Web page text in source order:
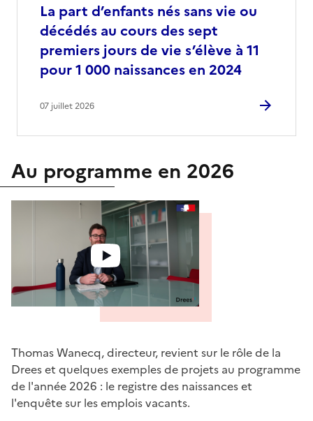
La part d’enfants nés sans vie ou
décédés au cours des sept
premiers jours de vie s’élève à 11
pour 1 000 naissances en 2024
07 juillet 2026
Au programme en 2026
Thomas Wanecq, directeur, revient sur le rôle de la
Drees et quelques exemples de projets au programme
de l'année 2026 : le registre des naissances et
l'enquête sur les emplois vacants.